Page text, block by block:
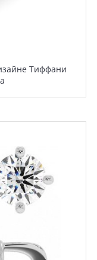
Тиффани